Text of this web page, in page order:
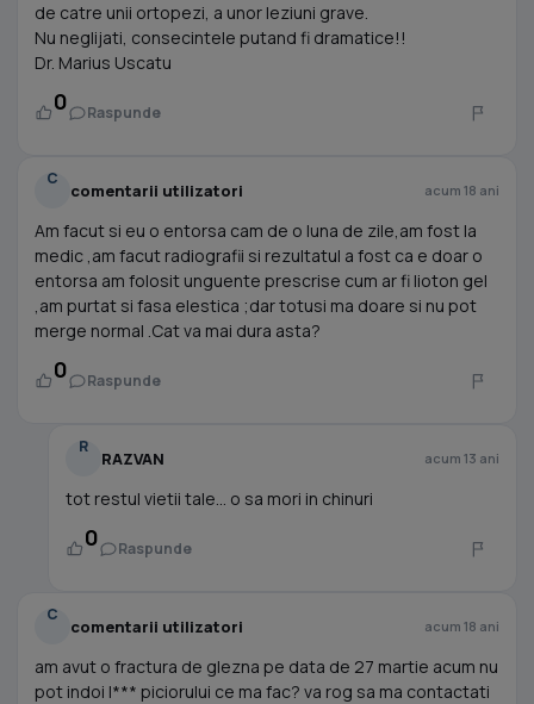
de catre unii ortopezi, a unor leziuni grave.
Nu neglijati, consecintele putand fi dramatice!!
Dr. Marius Uscatu
0 Raspunde
C
comentarii utilizatori acum 18 ani
Am facut si eu o entorsa cam de o luna de zile,am fost la
medic ,am facut radiografii si rezultatul a fost ca e doar o
entorsa am folosit unguente prescrise cum ar fi lioton gel
,am purtat si fasa elestica ;dar totusi ma doare si nu pot
merge normal .Cat va mai dura asta?
0 Raspunde
R
RAZVAN acum 13 ani
tot restul vietii tale... o sa mori in chinuri
0 Raspunde
C
comentarii utilizatori acum 18 ani
am avut o fractura de glezna pe data de 27 martie acum nu
pot indoi l*** piciorului ce ma fac? va rog sa ma contactati